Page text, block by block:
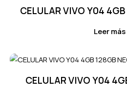
CELULAR VIVO Y04
Leer más
CELULAR VIVO Y04